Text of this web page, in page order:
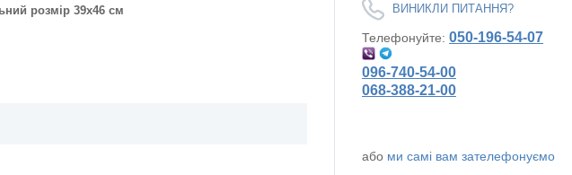
розмір 39х46 см ВИНИКЛИ ПИТАННЯ?
Телефонуйте: 050-196-54-07
096-740-54-00
068-388-21-00
або ми самі вам зателефонуємо